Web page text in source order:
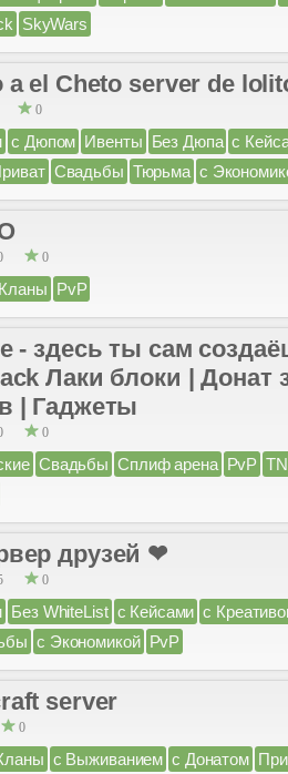
SkyWars
a el Cheto server de
0
с Дюпом Ивенты Без Дюпа с
Свадьбы Тюрьма с
0
Кланы PvP
- здесь ты сам
Лаки блоки | Донат
| Гаджеты
0
Свадьбы Сплиф арена PvP
друзей ❤
0
Без WhiteList с Кейсами с
с Экономикой PvP
server
0
с Выживанием с Донатом